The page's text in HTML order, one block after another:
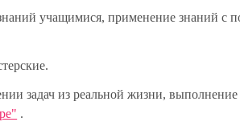
учащимися, применение знаний с
задач из реальной жизни, выполнение
.